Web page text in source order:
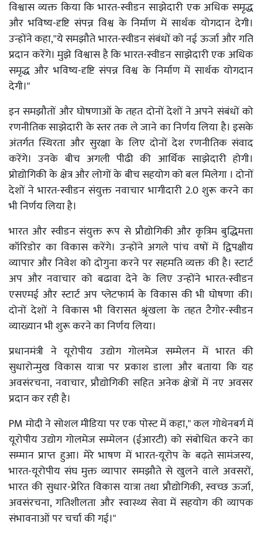
विश्वास व्यक्त किया कि भारत-स्वीडन साझेदारी एक अधिक समृद्ध
और भविष्य-दृष्टि संपन्न विश्व के निर्माण में सार्थक योगदान देगी।
उन्होंने कहा,"ये समझौते भारत-स्वीडन संबंधों को नई ऊर्जा और गति
प्रदान करेंगे। मुझे विश्वास है कि भारत-स्वीडन साझेदारी एक अधिक
समृद्ध और भविष्य-दृष्टि संपन्न विश्व के निर्माण में सार्थक योगदान
देगी।"
इन समझौतों और घोषणाओं के तहत दोनों देशों ने अपने संबंधों को
रणनीतिक साझेदारी के स्तर तक ले जाने का निर्णय लिया है। इसके
अंतर्गत स्थिरता और सुरक्षा के लिए दोनों देश रणनीतिक संवाद
करेंगे। उनके बीच अगली पीढी की आर्थिक साझेदारी होगी।
प्रोद्योगिकी के क्षेत्र और लोगों के बीच सहयोग को बल मिलेगा । दोनों
देशों ने भारत-स्वीडन संयुक्त नवाचार भागीदारी 2.0 शुरू करने का
भी निर्णय लिया है।
भारत और स्वीडन संयुक्त रूप से प्रौद्योगिकी और कृत्रिम बुद्धिमत्ता
कॉरिडोर का विकास करेंगे। उन्होंने अगले पांच वषों में द्विपक्षीय
व्यापार और निवेश को दोगुना करने पर सहमति व्यक्त की है। स्टार्ट
अप और नवाचार को बढावा देने के लिए उन्होंने भारत-स्वीडन
एसएमई और स्टार्ट अप प्लेटफार्म के विकास की भी घोषणा की।
दोनों देशों ने विकास भी विरासत श्रृंखला के तहत टैगोर-स्वीडन
व्याख्यान भी शुरू करने का निर्णय लिया।
प्रधानमंत्री ने यूरोपीय उद्योग गोलमेज सम्मेलन में भारत की
सुधारोन्मुख विकास यात्रा पर प्रकाश डाला और बताया कि यह
अवसंरचना, नवाचार, प्रौद्योगिकी सहित अनेक क्षेत्रों में नए अवसर
प्रदान कर रही है।
PM मोदी ने सोशल मीडिया पर एक पोस्ट में कहा," कल गोथेनबर्ग में
यूरोपीय उद्योग गोलमेज सम्मेलन (ईआरटी) को संबोधित करने का
सम्मान प्राप्त हुआ। मेरे भाषण में भारत-यूरोप के बढ़ते सामंजस्य,
भारत-यूरोपीय संघ मुक्त व्यापार समझौते से खुलने वाले अवसरों,
भारत की सुधार-प्रेरित विकास यात्रा तथा प्रौद्योगिकी, स्वच्छ ऊर्जा,
अवसंरचना, गतिशीलता और स्वास्थ्य सेवा में सहयोग की व्यापक
संभावनाओं पर चर्चा की गई।"